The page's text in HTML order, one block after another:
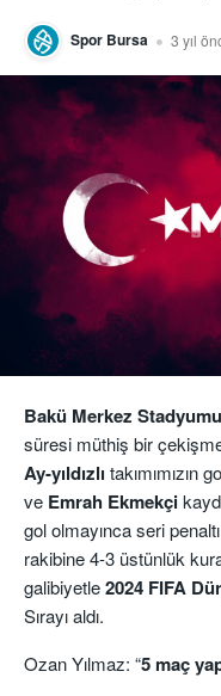
Spor Bursa 3 yıl
Bakü Merkez Stadyumu
süresi müthiş bir
Ay-yıldızlı takımımızın
ve Emrah Ekmekçi
gol olmayınca seri
rakibine 4-3 üstünlük
galibiyetle2024 FIFA
Sırayı aldı.
Ozan Yılmaz: “5 maç